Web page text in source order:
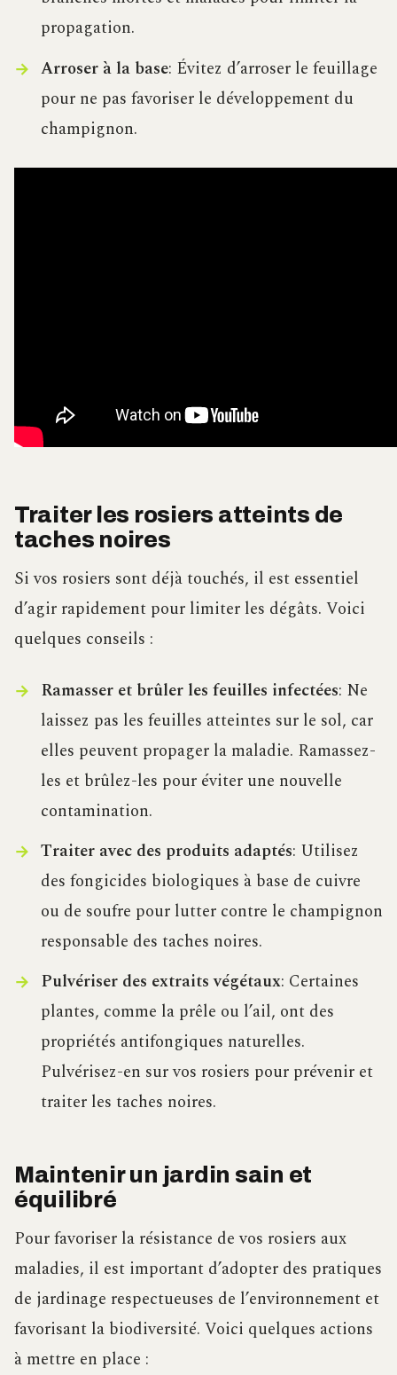
propagation.
Arroser à la base: Évitez d’arroser le feuillage
pour ne pas favoriser le développement du
champignon.
Traiter les rosiers atteints de
taches noires
Si vos rosiers sont déjà touchés, il est essentiel
d’agir rapidement pour limiter les dégâts. Voici
quelques conseils :
Ramasser et brûler les feuilles infectées: Ne
laissez pas les feuilles atteintes sur le sol, car
elles peuvent propager la maladie. Ramassez-
les et brûlez-les pour éviter une nouvelle
contamination.
Traiter avec des produits adaptés: Utilisez
des fongicides biologiques à base de cuivre
ou de soufre pour lutter contre le champignon
responsable des taches noires.
Pulvériser des extraits végétaux: Certaines
plantes, comme la prêle ou l’ail, ont des
propriétés antifongiques naturelles.
Pulvérisez-en sur vos rosiers pour prévenir et
traiter les taches noires.
Maintenir un jardin sain et
équilibré
Pour favoriser la résistance de vos rosiers aux
maladies, il est important d’adopter des pratiques
de jardinage respectueuses de l’environnement et
favorisant la biodiversité. Voici quelques actions
à mettre en place :